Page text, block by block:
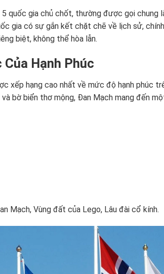
5 quốc gia chủ chốt, thường được gọi chung
gia có sự gắn kết chặt chẽ về lịch sử,
biệt, không thể hòa lẫn.
Hạnh Phúc
xếp hạng cao nhất về mức độ hạnh phúc
bờ biển thơ mộng, Đan Mạch mang đến
Mạch, Vùng đất của Lego, Lâu đài cổ kính.